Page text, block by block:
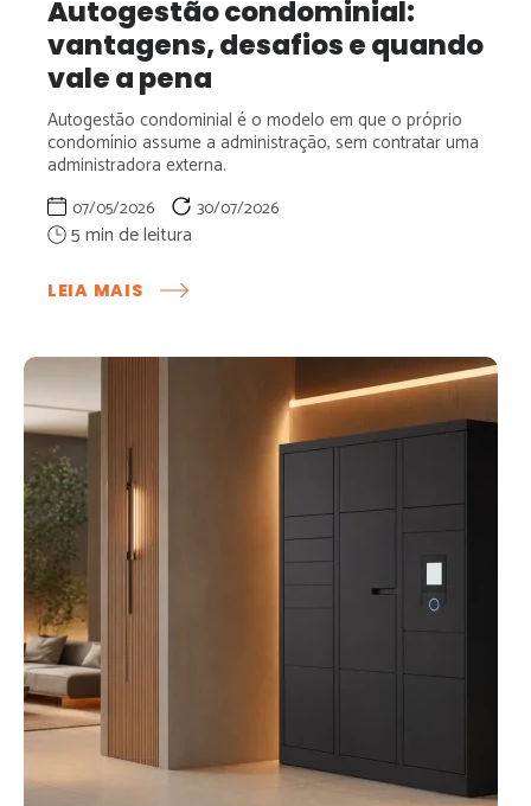
Autogestão condominial:
vantagens, desafios e quando
vale a pena
Autogestão condominial é o modelo em que o próprio
condomínio assume a administração, sem contratar uma
administradora externa.
07/05/2026 30/07/2026
LEIA MAIS
AUTOGESTÃO
VANTAGENS,
PENA